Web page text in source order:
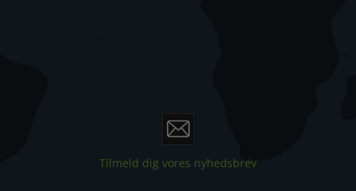
Tilmeld dig vores nyhedsbrev